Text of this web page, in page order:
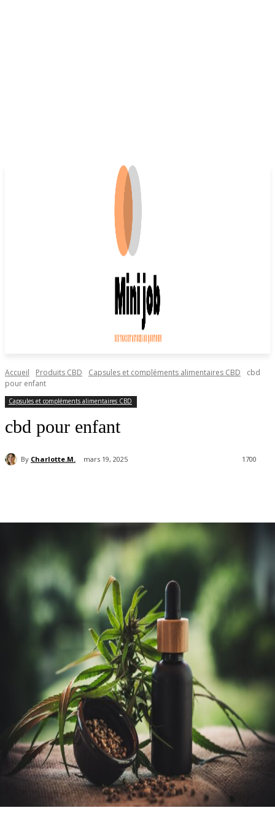
Accueil Produits CBD Capsules et compléments alimentaires CBD
cbd
pour enfant
Capsules et compléments alimentaires CBD
cbd pour enfant
By Charlotte.M. mars 19, 2025 1700